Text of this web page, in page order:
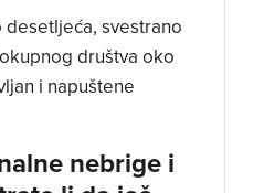
svestrano
društva oko
i napuštene
nebrige i